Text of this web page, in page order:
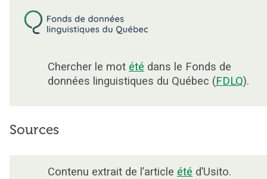
Chercher le mot été dans le Fonds de
données linguistiques du Québec (FDLQ).
Sources
Contenu extrait de l’article été d’Usito.